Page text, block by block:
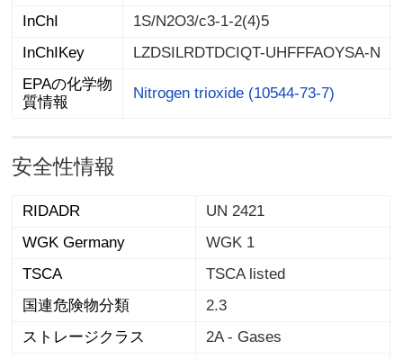
InChI
1S/N2O3/c3-1-2(4)5
InChIKey
LZDSILRDTDCIQT-UHFFFAOYSA-N
EPAの化学物
質情報
Nitrogen trioxide (10544-73-7)
安全性情報
RIDADR
UN 2421
WGK Germany
WGK 1
TSCA
TSCA listed
国連危険物分類
2.3
ストレージクラス
2A - Gases